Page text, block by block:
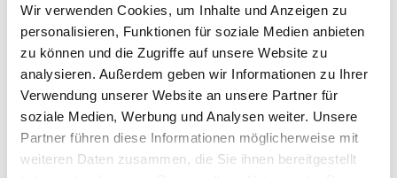
Wir verwenden Cookies, um Inhalte und Anzeigen zu
personalisieren, Funktionen für soziale Medien anbieten
zu können und die Zugriffe auf unsere Website zu
analysieren. Außerdem geben wir Informationen zu Ihrer
Verwendung unserer Website an unsere Partner für
soziale Medien, Werbung und Analysen weiter. Unsere
Partner führen diese Informationen möglicherweise mit
weiteren Daten zusammen, die Sie ihnen bereitgestellt